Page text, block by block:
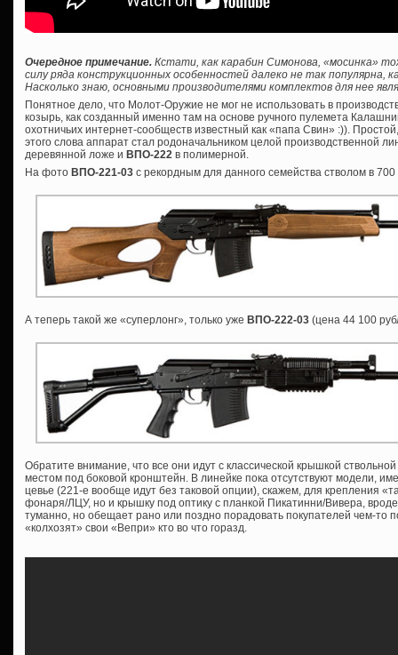
Очередное примечание. Кстати, как карабин Симонова, «мосинка»
силу ряда конструкционных особенностей далеко не так популярна,
Насколько знаю, основными производителями комплектов для нее
Понятное дело, что Молот-Оружие не мог не использовать в
козырь, как созданный именно там на основе ручного пулемета
охотничьих интернет-сообществ известный как «папа Свин» :)).
этого слова аппарат стал родоначальником целой производственной
деревянной ложе и ВПО-222 в полимерной.
На фото ВПО-221-03 с рекордным для данного семейства стволом в
А теперь такой же «суперлонг», только уже ВПО-222-03 (цена 44 100
Обратите внимание, что все они идут с классической крышкой
местом под боковой кронштейн. В линейке пока отсутствуют модели,
цевье (221-е вообще идут без таковой опции), скажем, для крепления
фонаря/ЛЦУ, но и крышку под оптику с планкой Пикатинни/Вивера,
туманно, но обещает рано или поздно порадовать покупателей чем-то
«колхозят» свои «Вепри» кто во что горазд.